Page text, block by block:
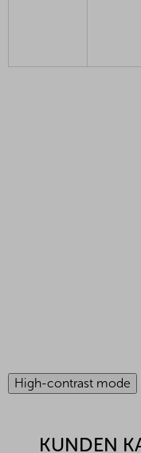
High-contrast mode
KUNDEN